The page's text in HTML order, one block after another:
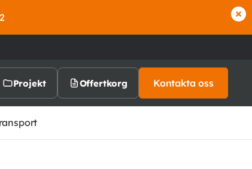
Projekt Offertkorg Kontakta oss